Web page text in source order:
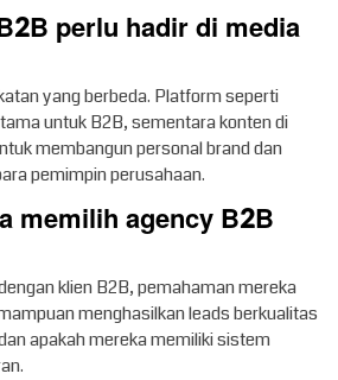
perlu hadir di media
yang berbeda. Platform seperti
untuk B2B, sementara konten di
membangun personal brand dan
pemimpin perusahaan.
memilih agency B2B
klien B2B, pemahaman mereka
menghasilkan leads berkualitas
apakah mereka memiliki sistem